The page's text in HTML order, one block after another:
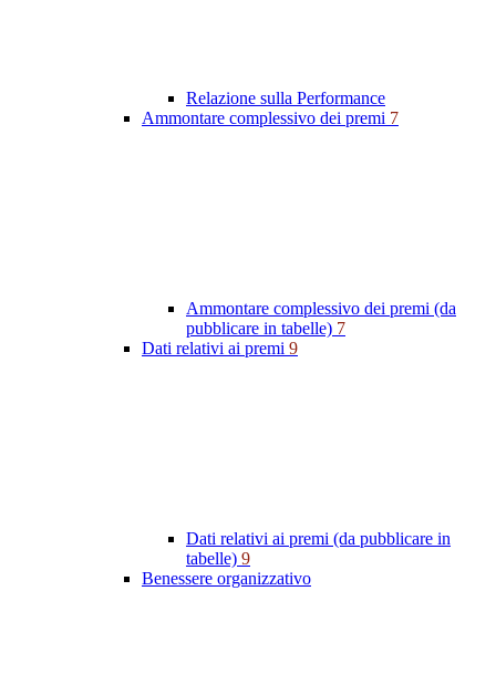
Relazione sulla Performance
Ammontare complessivo dei premi 7
Ammontare complessivo dei premi (da
pubblicare in tabelle) 7
Dati relativi ai premi 9
Dati relativi ai premi (da pubblicare in
tabelle) 9
Benessere organizzativo